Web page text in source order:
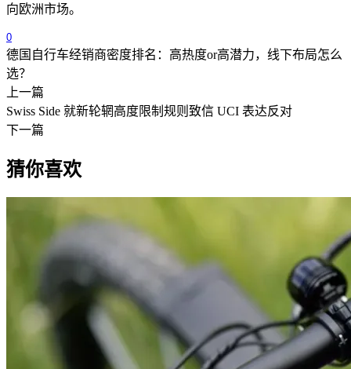
向欧洲市场。
0
德国自行车经销商密度排名：高热度or高潜力，线下布局怎么
选？
上一篇
Swiss Side 就新轮辋高度限制规则致信 UCI 表达反对
下一篇
猜你喜欢